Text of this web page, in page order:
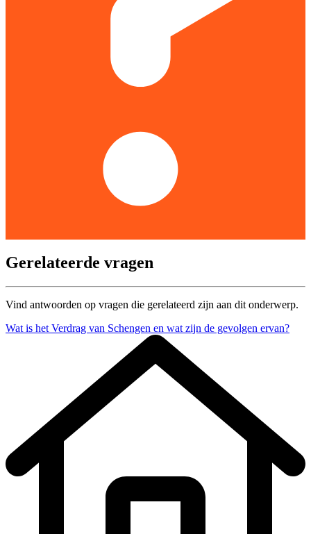
Gerelateerde vragen
Vind antwoorden op vragen die gerelateerd zijn aan dit onderwerp.
Wat is het Verdrag van Schengen en wat zijn de gevolgen ervan?